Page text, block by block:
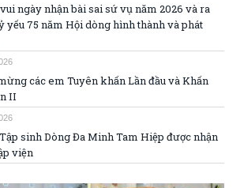
ngày nhận bài sai sứ vụ năm 2026 và ra
yếu 75 năm Hội dòng hình thành và phát
các em Tuyên khấn Lần đầu và Khấn
II
sinh Dòng Đa Minh Tam Hiệp được nhận
viện